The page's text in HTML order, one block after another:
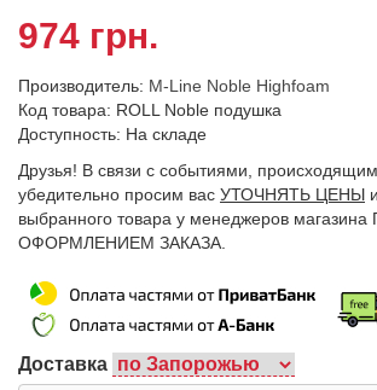
974 грн.
Производитель: M-Line Noble Highfoam
Код товара: ROLL Noble подушка
Доступность: На складе
Друзья! В связи с событиями,
убедительно просим вас УТОЧНЯТЬ ЦЕНЫ и
выбранного товара у менеджеров
ОФОРМЛЕНИЕМ ЗАКАЗА.
Доставка